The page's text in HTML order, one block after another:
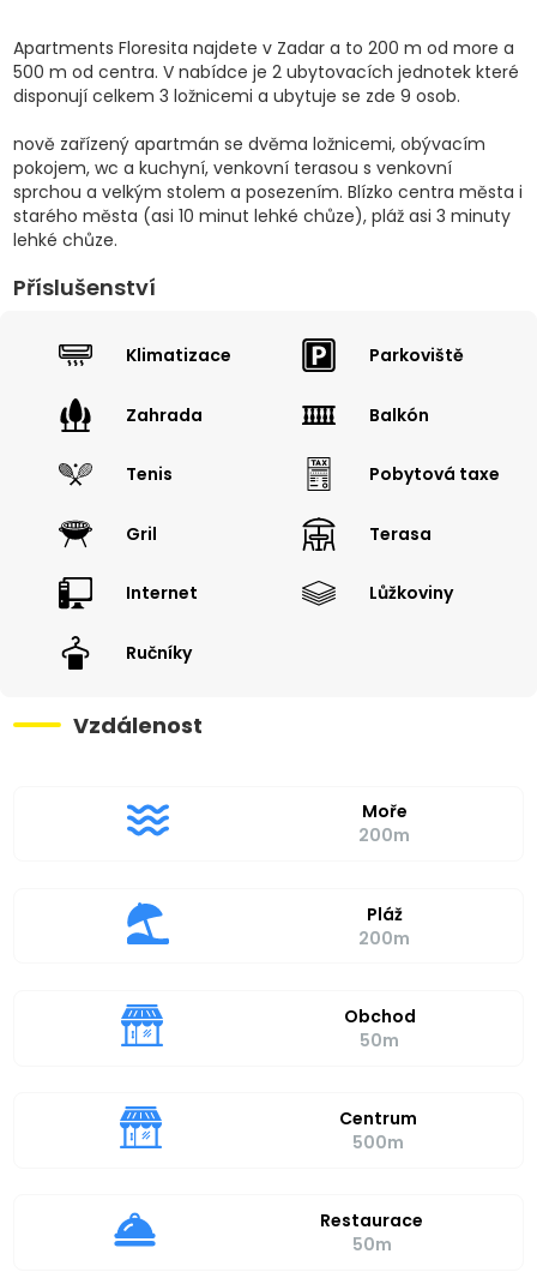
Apartments Floresita najdete v Zadar a to 200 m od more a
500 m od centra. V nabídce je 2 ubytovacích jednotek které
disponují celkem 3 ložnicemi a ubytuje se zde 9 osob.
nově zařízený apartmán se dvěma ložnicemi, obývacím
pokojem, wc a kuchyní, venkovní terasou s venkovní
sprchou a velkým stolem a posezením. Blízko centra města i
starého města (asi 10 minut lehké chůze), pláž asi 3 minuty
lehké chůze.
Příslušenství
Klimatizace Parkoviště
Zahrada Balkón
Tenis Pobytová taxe
Gril Terasa
Internet Lůžkoviny
Ručníky
Vzdálenost
Moře
200m
Pláž
200m
Obchod
50m
Centrum
500m
Restaurace
50m